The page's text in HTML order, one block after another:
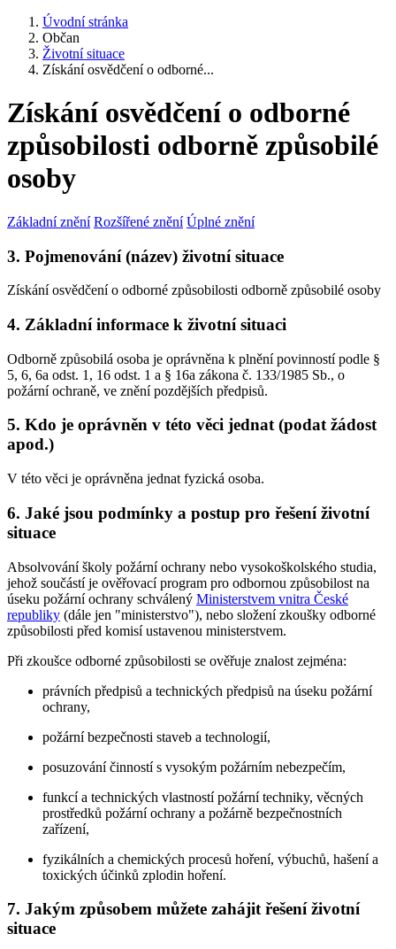
Úvodní stránka
Občan
Životní situace
Získání osvědčení o odborné...
Získání osvědčení o odborné
způsobilosti odborně způsobilé
osoby
Základní znění Rozšířené znění Úplné znění
3. Pojmenování (název) životní situace
Získání osvědčení o odborné způsobilosti odborně způsobilé osoby
4. Základní informace k životní situaci
Odborně způsobilá osoba je oprávněna k plnění povinností podle §
5, 6, 6a odst. 1, 16 odst. 1 a § 16a zákona č. 133/1985 Sb., o
požární ochraně, ve znění pozdějších předpisů.
5. Kdo je oprávněn v této věci jednat (podat žádost
apod.)
V této věci je oprávněna jednat fyzická osoba.
6. Jaké jsou podmínky a postup pro řešení životní
situace
Absolvování školy požární ochrany nebo vysokoškolského studia,
jehož součástí je ověřovací program pro odbornou způsobilost na
úseku požární ochrany schválený Ministerstvem vnitra České
republiky (dále jen "ministerstvo"), nebo složení zkoušky odborné
způsobilosti před komisí ustavenou ministerstvem.
Při zkoušce odborné způsobilosti se ověřuje znalost zejména:
právních předpisů a technických předpisů na úseku požární
ochrany,
požární bezpečnosti staveb a technologií,
posuzování činností s vysokým požárním nebezpečím,
funkcí a technických vlastností požární techniky, věcných
prostředků požární ochrany a požárně bezpečnostních
zařízení,
fyzikálních a chemických procesů hoření, výbuchů, hašení a
toxických účinků zplodin hoření.
7. Jakým způsobem můžete zahájit řešení životní
situace